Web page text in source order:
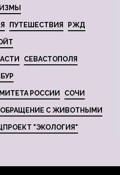
ПУТЕШЕСТВИЯ РЖД
СЕВАСТОПОЛЯ
РОССИИ СОЧИ
С ЖИВОТНЫМИ
"ЭКОЛОГИЯ"